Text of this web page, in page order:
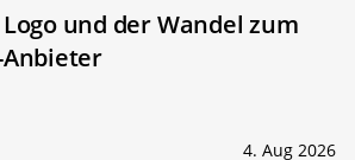
und der Wandel zum
Anbieter
4. Aug 2026